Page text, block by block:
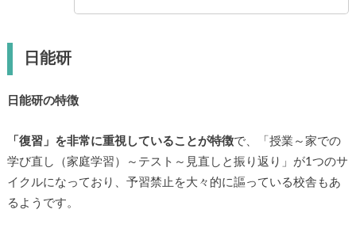
日能研
日能研の特徴
「復習」を非常に重視していることが特徴で、「授業～家での
学び直し（家庭学習）～テスト～見直しと振り返り」が1つのサ
イクルになっており、予習禁止を大々的に謳っている校舎もあ
るようです。